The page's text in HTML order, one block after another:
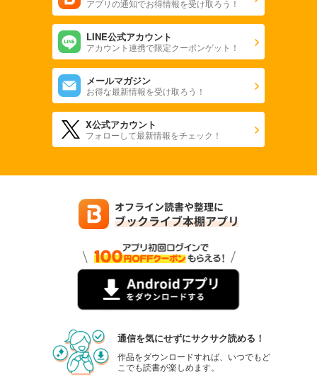
あらすじを表示する
66円 (税込)
66円 (税込)
あらすじを表示する
66
円 (税込)
あらすじを表示する
アプリの通知でお得情報を受け取ろう！
LINE公式アカウント
アカウント連携で限定クーポンゲット！
メールマガジン
お得な最新情報を受け取ろう！
X公式アカウント
フォローして最新情報をチェック！
通信を気にせずにサクサク読める！
作品をダウンロードすれば、いつでもど
こでも読書が楽しめます。